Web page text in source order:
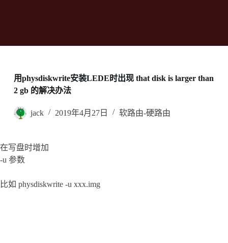
用physdiskwrite安装LEDE时出现 that disk is larger than
2 gb 的解决办法
jack 2019年4月27日 软路由-硬路由
在写盘时增加
-u 参数
比如 physdiskwrite -u xxx.img